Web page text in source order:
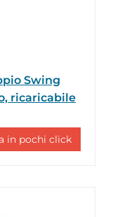
Swing
ricaricabile
in pochi click